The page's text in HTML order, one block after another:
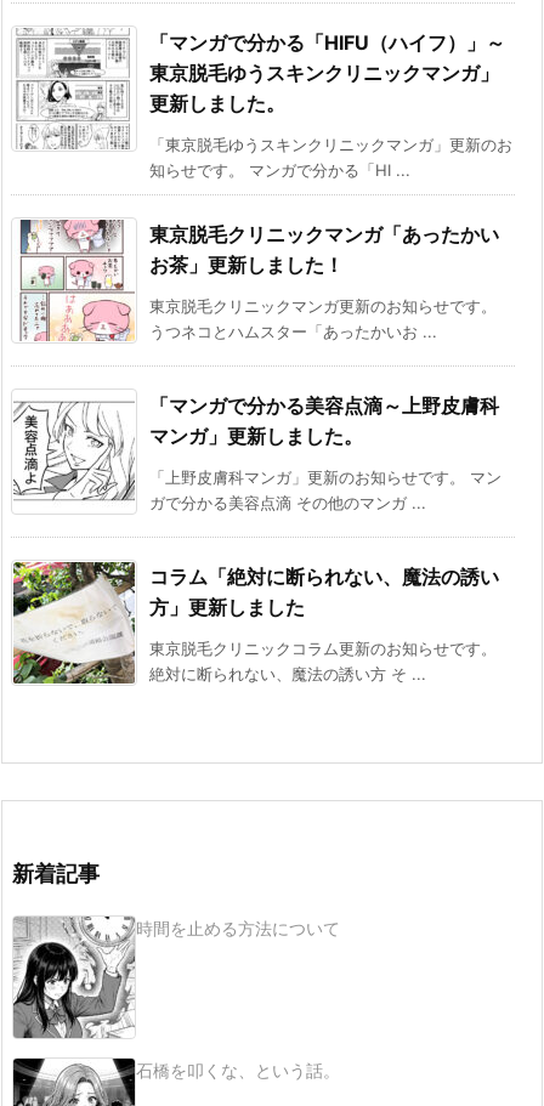
「マンガで分かる「HIFU（ハイフ）」～
東京脱毛ゆうスキンクリニックマンガ」
更新しました。
「東京脱毛ゆうスキンクリニックマンガ」更新のお
知らせです。 マンガで分かる「HI ...
東京脱毛クリニックマンガ「あったかい
お茶」更新しました！
東京脱毛クリニックマンガ更新のお知らせです。
うつネコとハムスター「あったかいお ...
「マンガで分かる美容点滴～上野皮膚科
マンガ」更新しました。
「上野皮膚科マンガ」更新のお知らせです。 マン
ガで分かる美容点滴 その他のマンガ ...
コラム「絶対に断られない、魔法の誘い
方」更新しました
東京脱毛クリニックコラム更新のお知らせです。
絶対に断られない、魔法の誘い方 そ ...
新着記事
時間を止める方法について
石橋を叩くな、という話。